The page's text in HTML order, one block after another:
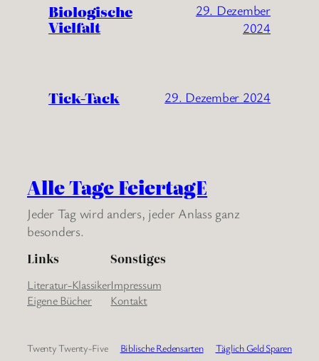
Biologische
Vielfalt
29. Dezember
2024
Tick-Tack 29. Dezember 2024
Alle Tage FeiertagE
Jeder Tag wird anders, jeder Anlass ganz
besonders.
Links
Literatur-Klassiker
Eigene Bücher
Sonstiges
Impressum
Kontakt
Twenty Twenty-Five Biblische Redensarten Täglich Geld Sparen